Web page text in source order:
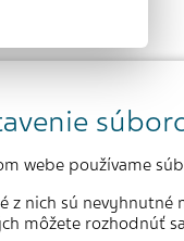
webe používame
z nich sú nevyhnutné
môžete rozhodnúť